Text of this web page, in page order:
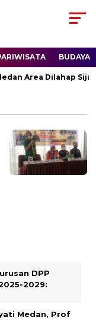
BUDAYA
Area Dilahap
DPP
2029:
Medan, Prof